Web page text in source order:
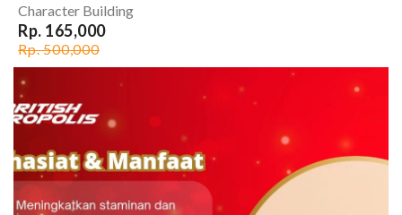
Character Building
Rp. 165,000
Rp. 500,000